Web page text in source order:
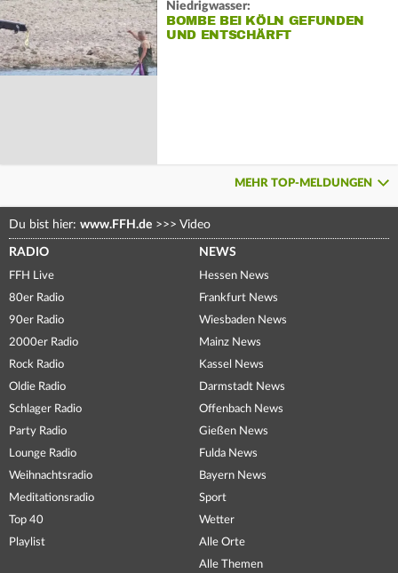
Niedrigwasser:
BOMBE BEI KÖLN GEFUNDEN
UND ENTSCHÄRFT
MEHR TOP-MELDUNGEN
Du bist hier: www.FFH.de >>> Video
RADIO
FFH Live
80er Radio
90er Radio
2000er Radio
Rock Radio
Oldie Radio
Schlager Radio
Party Radio
Lounge Radio
Weihnachtsradio
Meditationsradio
Top 40
Playlist
NEWS
Hessen News
Frankfurt News
Wiesbaden News
Mainz News
Kassel News
Darmstadt News
Offenbach News
Gießen News
Fulda News
Bayern News
Sport
Wetter
Alle Orte
Alle Themen